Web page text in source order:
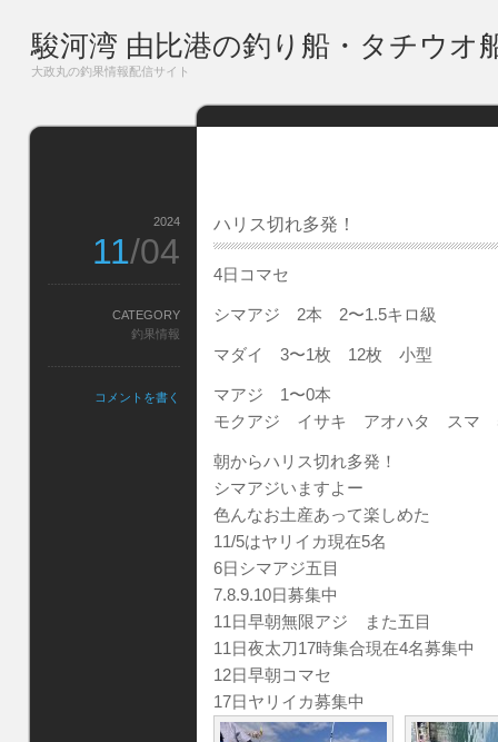
駿河湾 由比港の釣り船・タチウオ
大政丸の釣果情報配信サイト
ハリス切れ多発！
4日コマセ
シマアジ 2本 2〜1.5キロ級
マダイ 3〜1枚 12枚 小型
マアジ 1〜0本
モクアジ イサキ アオハタ スマ
朝からハリス切れ多発！
シマアジいますよー
色んなお土産あって楽しめた
11/5はヤリイカ現在5名
6日シマアジ五目
7.8.9.10日募集中
11日早朝無限アジ また五目
11日夜太刀17時集合現在4名募集中
12日早朝コマセ
17日ヤリイカ募集中
2024
11/04
CATEGORY
釣果情報
コメントを書く